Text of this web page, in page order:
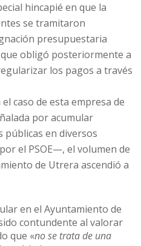
hincapié en que la
se tramitaron
presupuestaria
obligó posteriormente a
los pagos a través
el caso de esta empresa de
por acumular
públicas en diversos
el PSOE—, el volumen de
de Utrera ascendió a
en el Ayuntamiento de
contundente al valorar
que «no se trata de una